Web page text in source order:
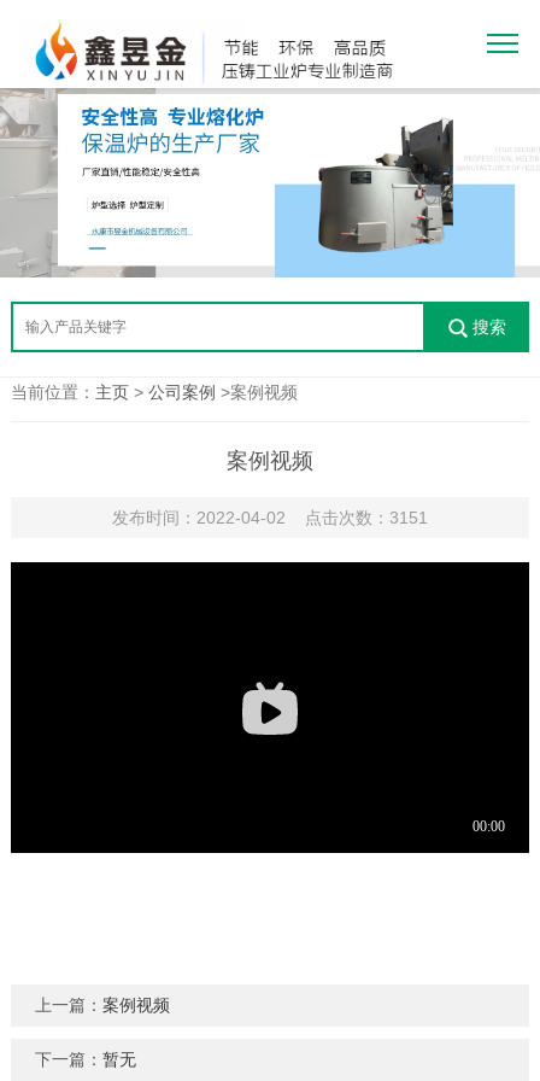
搜索
当前位置： 主页> 公司案例 >案例视频
案例视频
发布时间：2022-04-02 点击次数：3151
上一篇： 案例视频
下一篇： 暂无